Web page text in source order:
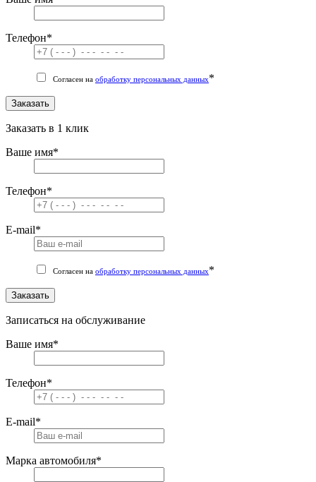
Телефон*
Согласен на обработку персональных данных*
Заказать
Заказать в 1 клик
Ваше имя*
Телефон*
E-mail*
Согласен на обработку персональных данных*
Заказать
Записаться на обслуживание
Ваше имя*
Телефон*
E-mail*
Марка автомобиля*